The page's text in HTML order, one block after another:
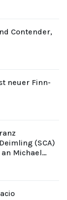
Contender,
neuer Finn-
(SCA)
Michael